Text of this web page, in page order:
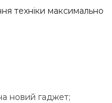
техніки максимально
новий гаджет;